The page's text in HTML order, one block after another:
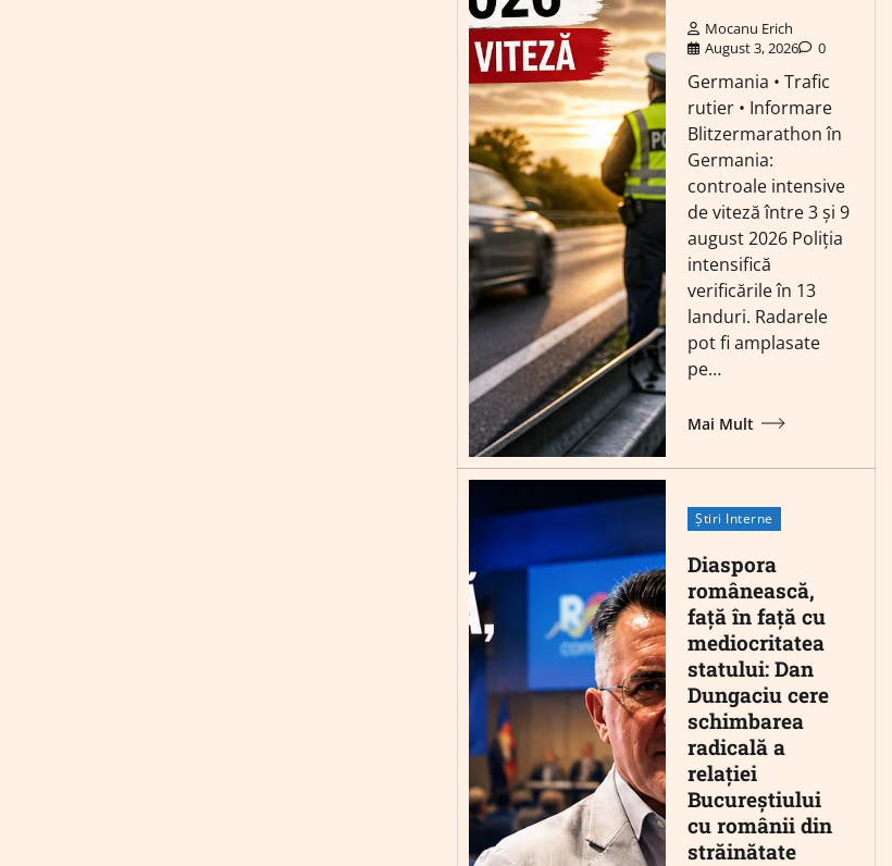
Mocanu Erich
August 3, 2026
0
Germania • Trafic
rutier • Informare
Blitzermarathon în
Germania:
controale intensive
de viteză între 3 și 9
august 2026 Poliția
intensifică
verificările în 13
landuri. Radarele
pot fi amplasate
pe…
Mai Mult
Știri Interne
Diaspora
românească,
față în față cu
mediocritatea
statului: Dan
Dungaciu cere
schimbarea
radicală a
relației
Bucureștiului
cu românii din
străinătate